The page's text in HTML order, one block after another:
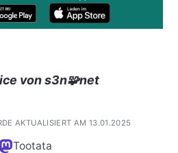
von s3n🧩net
AKTUALISIERT AM 13.01.2025
Tootata